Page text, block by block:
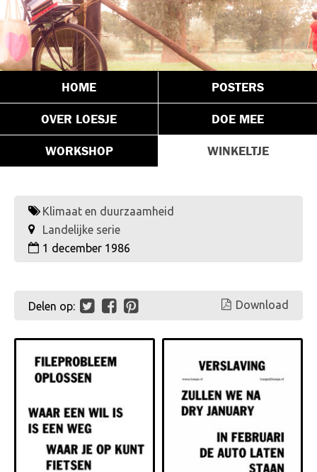
HOME POSTERS
OVER LOESJE DOE MEE
WORKSHOP WINKELTJE
Klimaat en duurzaamheid
Landelijke serie
1 december 1986
Delen op: Download